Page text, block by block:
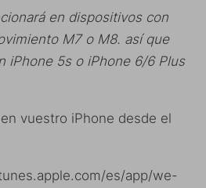
en dispositivos con
M7 o M8. así que
iPhone 5s o iPhone 6/6 Plus
vuestro iPhone desde el
es/app/we-